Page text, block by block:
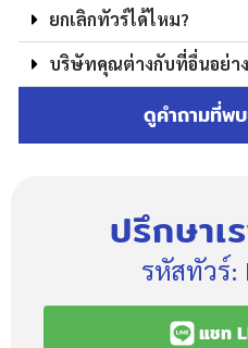
ยกเลิกทัวร์ได้ไหม?
บริษัทคุณต่างกับที่อื่นอย่าง
ดูคำถามที่พ
ปรึกษาเ
รหัสทัวร์:
แชท